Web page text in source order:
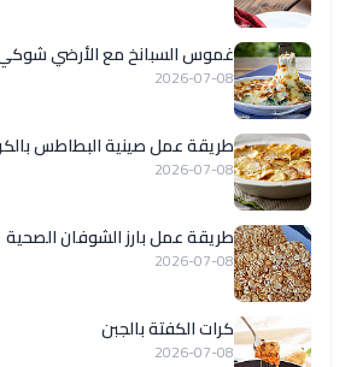
غموس السبانخ مع الأرضي
2026-07-08
طريقة عمل صينية البطاطس
2026-07-08
طريقة عمل بارز الشوفان الصحية
2026-07-08
كرات الكفتة بالجبن
2026-07-08